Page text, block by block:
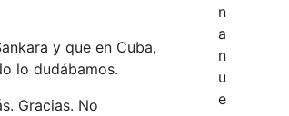
y que en Cuba,
lo dudábamos.
Gracias. No